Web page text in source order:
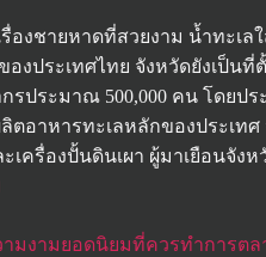
องชายหาดที่สวยงาม น้ำทะ
ประเทศไทย จังหวัดยังเป็
ประมาณ 500,000 คน โดย
อาหารทะเลหลักของประเท
เครื่องปั้นดินเผา ผู้มาเยือน
ามงามยอดนิยมที่ควรทำการ